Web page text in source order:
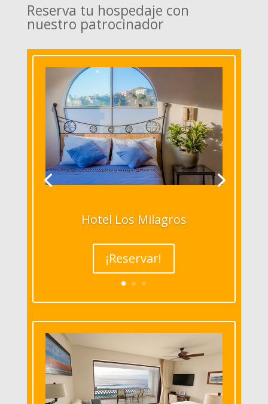
Reserva tu hospedaje con
nuestro patrocinador
Hotel Los Milagros
¡Reservar!